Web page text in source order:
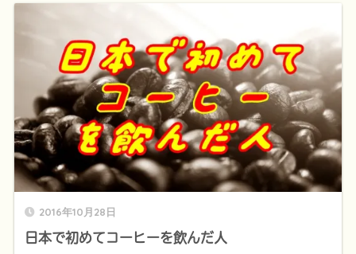
2016年10月28日
日本で初めてコーヒーを飲んだ人